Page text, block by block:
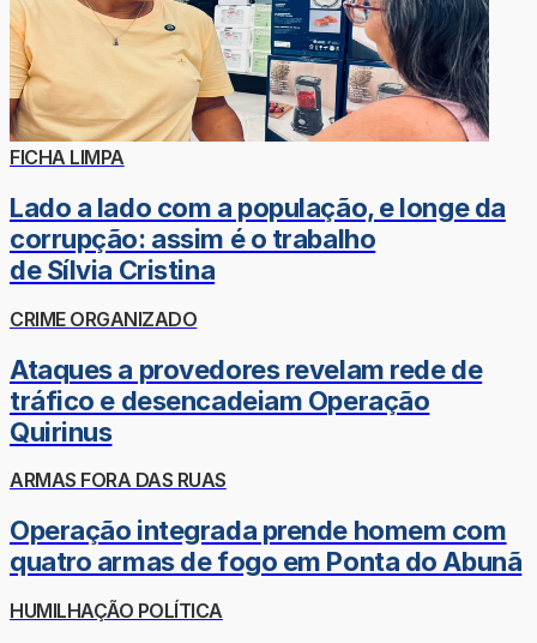
FICHA LIMPA
Lado a lado com a população, e longe da
corrupção: assim é o trabalho
de Sílvia Cristina
CRIME ORGANIZADO
Ataques a provedores revelam rede de
tráfico e desencadeiam Operação
Quirinus
ARMAS FORA DAS RUAS
Operação integrada prende homem com
quatro armas de fogo em Ponta do Abunã
HUMILHAÇÃO POLÍTICA